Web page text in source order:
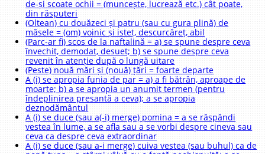
de-și scoate ochii = (muncește, lucrează etc.) cât poate,
din răsputeri
(Oltean) cu douăzeci și patru (sau cu gura plină) de
măsele = (om) voinic și isteț, descurcăreț, abil
(Parc-ar fi) scos de la naftalină = a) se spune despre ceva
învechit, demodat, desuet; b) se spune despre ceva
revenit în atenție după o lungă uitare
(Peste) nouă mări și (nouă) țări = foarte departe
A (i) se apropia funia de par = a) a fi bătrân, aproape de
moarte; b) a se apropia un anumit termen (pentru
îndeplinirea presantă a ceva); a se apropia
deznodământul
A (i) se duce (sau a(-i) merge) pomina = a se răspândi
vestea în lume, a se afla sau a se vorbi despre cineva sau
ceva ca despre ceva extraordinar
A (i) se duce (sau a-i merge) cuiva vestea (sau buhul) ca de